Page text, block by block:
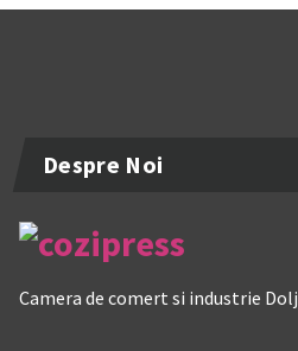
Despre Noi
Camera de comert si industrie Dolj